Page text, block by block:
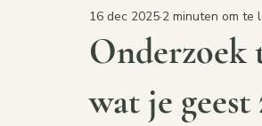
Onderzoek
wat je geest
16 dec 2025 2 minuten om te